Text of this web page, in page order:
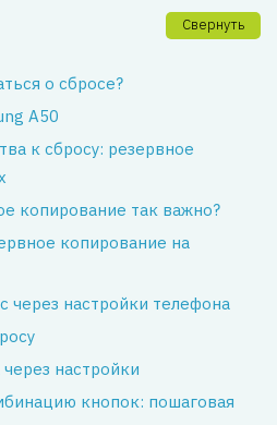
Свернуть
о сбросе?
A50
к сбросу: резервное
копирование так важно?
копирование на
через настройки телефона
настройки
кнопок: пошаговая